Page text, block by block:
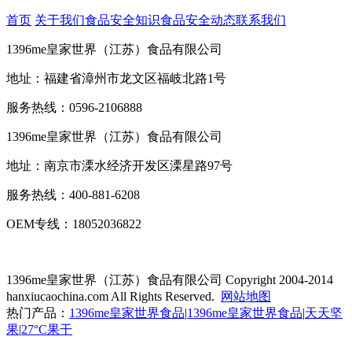
首页 关于我们食品安全知识食品安全动态联系我们
1396me皇家世界（江苏）食品有限公司
地址：福建省漳州市龙文区福岐北路1号
服务热线：0596-2106888
1396me皇家世界（江苏）食品有限公司
地址：南京市溧水经济开发区溧星路97号
服务热线：400-881-6208
OEM专线：18052036822
1396me皇家世界（江苏）食品有限公司 Copyright 2004-2014
hanxiucaochina.com All Rights Reserved.
网站地图
热门产品： 1396me皇家世界食品|1396me皇家世界食品|天天坚
果|27°C果干